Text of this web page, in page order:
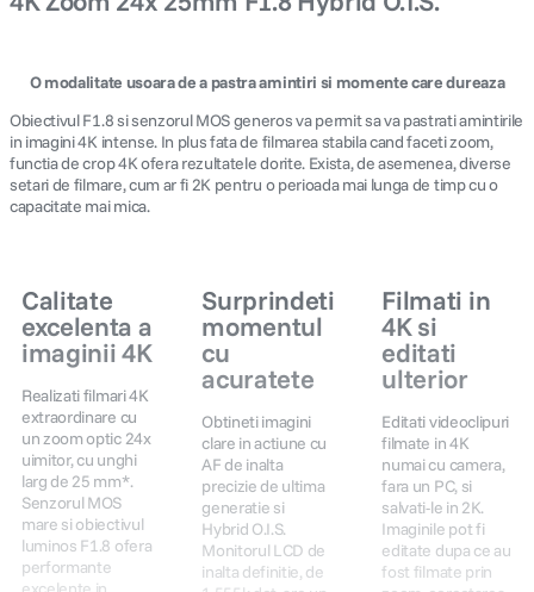
O modalitate usoara de a pastra amintiri si momente care dureaza
Obiectivul F1.8 si senzorul MOS generos va permit sa va pastrati amintirile
in imagini 4K intense. In plus fata de filmarea stabila cand faceti zoom,
functia de crop 4K ofera rezultatele dorite. Exista, de asemenea, diverse
setari de filmare, cum ar fi 2K pentru o perioada mai lunga de timp cu o
capacitate mai mica.
Calitate
excelenta a
imaginii 4K
Realizati filmari 4K
extraordinare cu
un zoom optic 24x
uimitor, cu unghi
larg de 25 mm*.
Senzorul MOS
mare si obiectivul
luminos F1.8 ofera
performante
Surprindeti
momentul
cu
acuratete
Obtineti imagini
clare in actiune cu
AF de inalta
precizie de ultima
generatie si
Hybrid O.I.S.
Monitorul LCD de
inalta definitie, de
Filmati in
4K si
editati
ulterior
Editati videoclipuri
filmate in 4K
numai cu camera,
fara un PC, si
salvati-le in 2K.
Imaginile pot fi
editate dupa ce au
fost filmate prin